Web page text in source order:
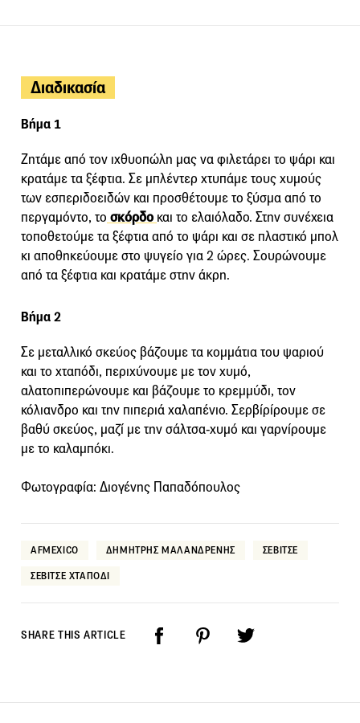
Διαδικασία
Βήμα 1
Ζητάμε από τον ιχθυοπώλη μας να φιλετάρει το ψάρι και
κρατάμε τα ξέφτια. Σε μπλέντερ χτυπάμε τους χυμούς
των εσπεριδοειδών και προσθέτουμε το ξύσμα από το
περγαμόντο, το σκόρδο και το ελαιόλαδο. Στην συνέχεια
τοποθετούμε τα ξέφτια από το ψάρι και σε πλαστικό μπολ
κι αποθηκεύουμε στο ψυγείο για 2 ώρες. Σουρώνουμε
από τα ξέφτια και κρατάμε στην άκρη.
Βήμα 2
Σε μεταλλικό σκεύος βάζουμε τα κομμάτια του ψαριού
και το χταπόδι, περιχύνουμε με τον χυμό,
αλατοπιπερώνουμε και βάζουμε το κρεμμύδι, τον
κόλιανδρο και την πιπεριά χαλαπένιο. Σερβίρίρουμε σε
βαθύ σκεύος, μαζί με την σάλτσα-χυμό και γαρνίρουμε
με το καλαμπόκι.
Φωτογραφία: Διογένης Παπαδόπουλος
AFMEXICO ΔΗΜΗΤΡΗΣ ΜΑΛΑΝΔΡΕΝΗΣ ΣΕΒΙΤΣΕ
ΣΕΒΙΤΣΕ ΧΤΑΠΟΔΙ
SHARE THIS ARTICLE